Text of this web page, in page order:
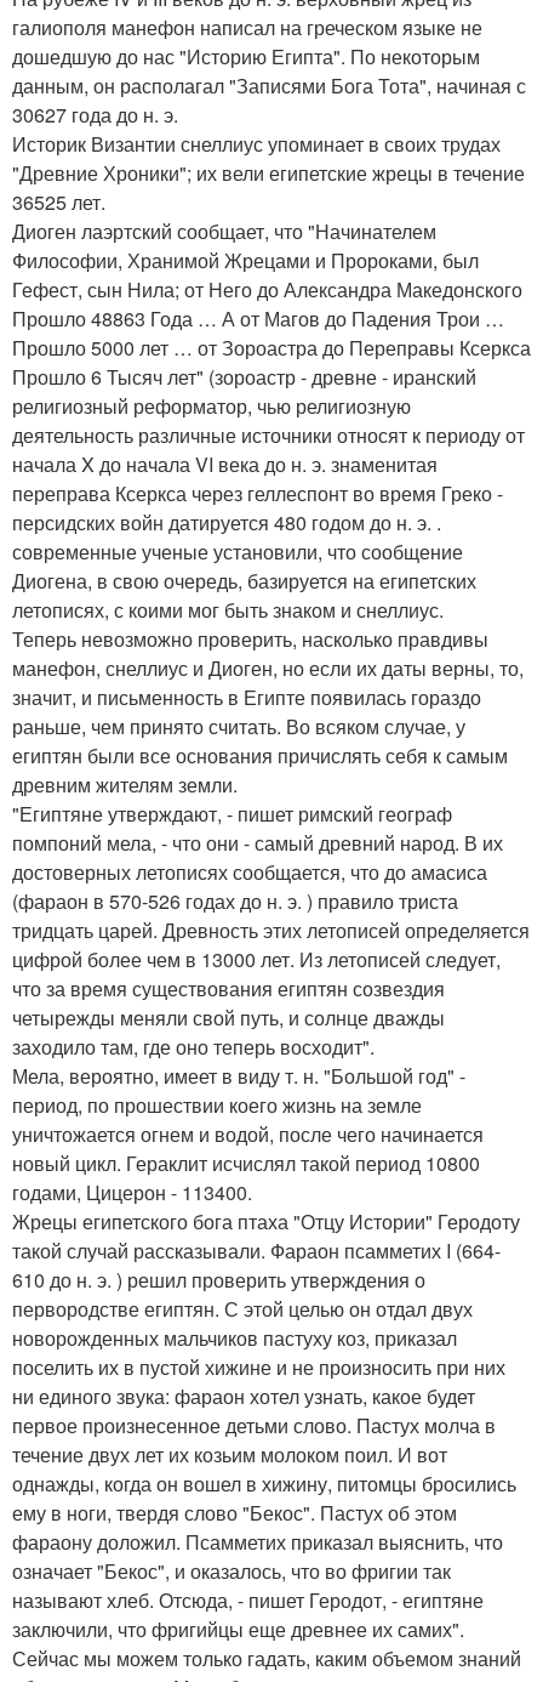
галиополя манефон написал на греческом языке не
дошедшую до нас "Историю Египта". По некоторым
данным, он располагал "Записями Бога Тота", начиная с
30627 года до н. э.
Историк Византии снеллиус упоминает в своих трудах
"Древние Хроники"; их вели египетские жрецы в течение
36525 лет.
Диоген лаэртский сообщает, что "Начинателем
Философии, Хранимой Жрецами и Пророками, был
Гефест, сын Нила; от Него до Александра Македонского
Прошло 48863 Года … А от Магов до Падения Трои …
Прошло 5000 лет … от Зороастра до Переправы Ксеркса
Прошло 6 Тысяч лет" (зороастр - древне - иранский
религиозный реформатор, чью религиозную
деятельность различные источники относят к периоду от
начала X до начала VI века до н. э. знаменитая
переправа Ксеркса через геллеспонт во время Греко -
персидских войн датируется 480 годом до н. э. .
современные ученые установили, что сообщение
Диогена, в свою очередь, базируется на египетских
летописях, с коими мог быть знаком и снеллиус.
Теперь невозможно проверить, насколько правдивы
манефон, снеллиус и Диоген, но если их даты верны, то,
значит, и письменность в Египте появилась гораздо
раньше, чем принято считать. Во всяком случае, у
египтян были все основания причислять себя к самым
древним жителям земли.
"Египтяне утверждают, - пишет римский географ
помпоний мела, - что они - самый древний народ. В их
достоверных летописях сообщается, что до амасиса
(фараон в 570-526 годах до н. э. ) правило триста
тридцать царей. Древность этих летописей определяется
цифрой более чем в 13000 лет. Из летописей следует,
что за время существования египтян созвездия
четырежды меняли свой путь, и солнце дважды
заходило там, где оно теперь восходит".
Мела, вероятно, имеет в виду т. н. "Большой год" -
период, по прошествии коего жизнь на земле
уничтожается огнем и водой, после чего начинается
новый цикл. Гераклит исчислял такой период 10800
годами, Цицерон - 113400.
Жрецы египетского бога птаха "Отцу Истории" Геродоту
такой случай рассказывали. Фараон псамметих I (664-
610 до н. э. ) решил проверить утверждения о
первородстве египтян. С этой целью он отдал двух
новорожденных мальчиков пастуху коз, приказал
поселить их в пустой хижине и не произносить при них
ни единого звука: фараон хотел узнать, какое будет
первое произнесенное детьми слово. Пастух молча в
течение двух лет их козьим молоком поил. И вот
однажды, когда он вошел в хижину, питомцы бросились
ему в ноги, твердя слово "Бекос". Пастух об этом
фараону доложил. Псамметих приказал выяснить, что
означает "Бекос", и оказалось, что во фригии так
называют хлеб. Отсюда, - пишет Геродот, - египтяне
заключили, что фригийцы еще древнее их самих".
Сейчас мы можем только гадать, каким объемом знаний